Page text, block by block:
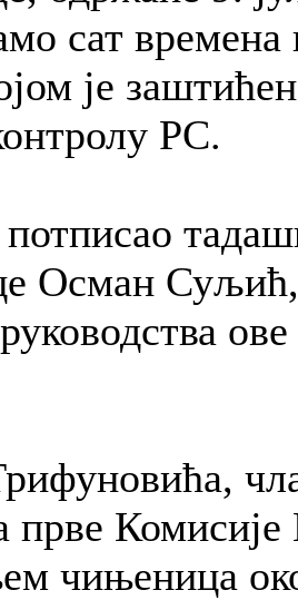
сат
је
РС.
Осман
Комисије
чињеница